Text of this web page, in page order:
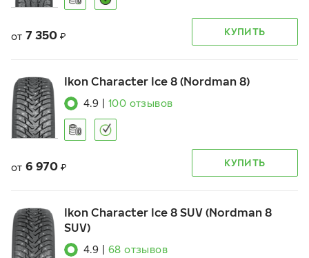
от 7 350 ₽ КУПИТЬ
Ikon Character Ice 8 (Nordman 8)
4.9 100 отзывов
от 6 970 ₽ КУПИТЬ
Ikon Character Ice 8 SUV (Nordman 8
SUV)
4.9 68 отзывов